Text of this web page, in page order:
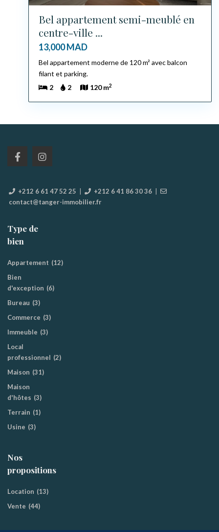
Bel appartement semi-meublé en
centre-ville ...
13,000 MAD
Bel appartement moderne de 120 m² avec balcon
filant et parking.
2
2 120 m2
+212 6 61 47 52 25 +212 6 41 86 30 36
contact@tanger-immobilier.fr
Type de
bien
Appartement (12)
Bien
d'exception (6)
Bureau (3)
Commerce (3)
Immeuble (3)
Local
professionnel (2)
Maison (31)
Maison
d'hôtes (3)
Terrain (1)
Usine (3)
Nos
propositions
Location (13)
Vente (44)